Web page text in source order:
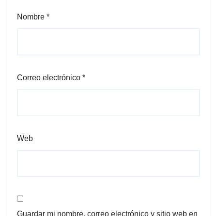
Nombre *
Correo electrónico *
Web
Guardar mi nombre, correo electrónico y sitio web en